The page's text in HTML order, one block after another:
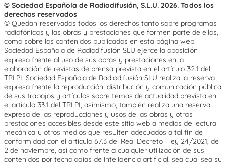
© Sociedad Española de Radiodifusión, S.L.U. 2026. Todos los
derechos reservados
© Quedan reservados todos los derechos tanto sobre programas
radiofónicos y las obras y prestaciones que formen parte de ellos,
como sobre los contenidos publicados en esta página web.
Sociedad Española de Radiodifusión SLU ejerce la oposición
expresa frente al uso de sus obras y prestaciones en la
elaboración de revistas de prensa prevista en el artículo 32.1 del
TRLPI. Sociedad Española de Radiodifusión SLU realiza la reserva
expresa frente la reproducción, distribución y comunicación pública
de sus trabajos y artículos sobre temas de actualidad prevista en
el artículo 33.1 del TRLPI, asimismo, también realiza una reserva
expresa de las reproducciones y usos de las obras y otras
prestaciones accesibles desde este sitio web a medios de lectura
mecánica u otros medios que resulten adecuados a tal fin de
conformidad con el artículo 67.3 del Real Decreto - ley 24/2021, de
2 de noviembre, así como frente a cualquier utilización de sus
contenidos por tecnologías de inteligencia artificial, sea cual sea su